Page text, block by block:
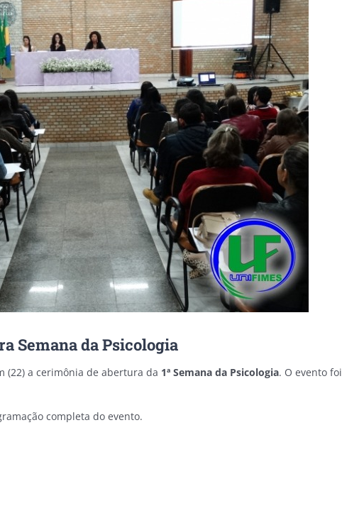
Semana da Psicologia
(22) a cerimônia de abertura da 1ª Semana da Psicologia. O evento
completa do evento.